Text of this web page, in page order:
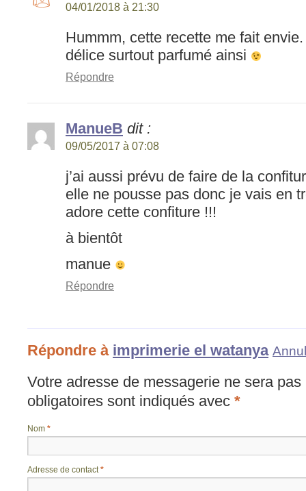
04/01/2018 à 21:30
Hummm, cette recette me fait
délice surtout parfumé ainsi
Répondre
ManueB dit :
09/05/2017 à 07:08
j’ai aussi prévu de faire de la
elle ne pousse pas donc je vais en
adore cette confiture !!!
à bientôt
manue
Répondre
Répondre à imprimerie el watanya
Votre adresse de messagerie ne sera pas
obligatoires sont indiqués avec *
Nom *
Adresse de contact *